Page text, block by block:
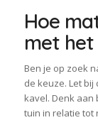
Hoe
met
Ben je op zoek
de keuze. Let
kavel. Denk aan
tuin in relatie tot